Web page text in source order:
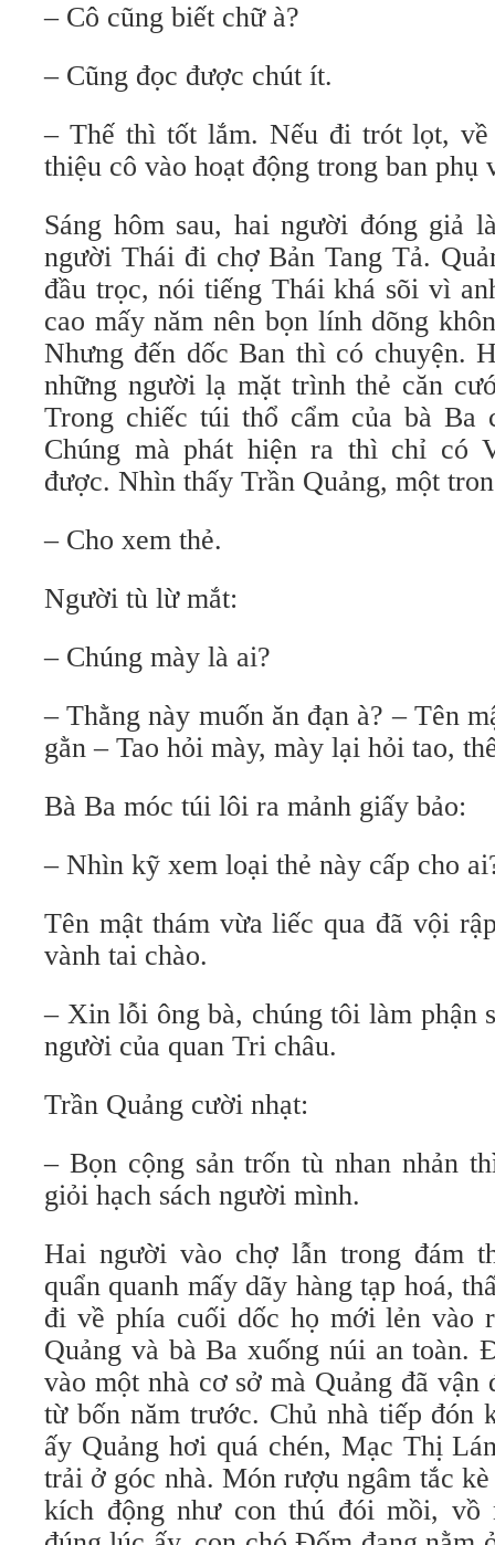
– Cô cũng biết chữ à?
– Cũng đọc được chút ít.
– Thế thì tốt lắm. Nếu đi trót lọt,
thiệu cô vào hoạt động trong ban phụ
Sáng hôm sau, hai người đóng giả
người Thái đi chợ Bản Tang Tả.
đầu trọc, nói tiếng Thái khá sõi vì
cao mấy năm nên bọn lính dõng
Nhưng đến dốc Ban thì có chuyện.
những người lạ mặt trình thẻ căn
Trong chiếc túi thổ cẩm của bà Ba
Chúng mà phát hiện ra thì chỉ có
được. Nhìn thấy Trần Quảng, một
– Cho xem thẻ.
Người tù lừ mắt:
– Chúng mày là ai?
– Thằng này muốn ăn đạn à? – Tên
gằn – Tao hỏi mày, mày lại hỏi tao,
Bà Ba móc túi lôi ra mảnh giấy bảo:
– Nhìn kỹ xem loại thẻ này cấp cho
Tên mật thám vừa liếc qua đã vội
vành tai chào.
– Xin lỗi ông bà, chúng tôi làm phận
người của quan Tri châu.
Trần Quảng cười nhạt:
– Bọn cộng sản trốn tù nhan nhản
giỏi hạch sách người mình.
Hai người vào chợ lẫn trong đám
quẩn quanh mấy dãy hàng tạp hoá,
đi về phía cuối dốc họ mới lẻn vào
Quảng và bà Ba xuống núi an toàn.
vào một nhà cơ sở mà Quảng đã vận
từ bốn năm trước. Chủ nhà tiếp đón
ấy Quảng hơi quá chén, Mạc Thị
trải ở góc nhà. Món rượu ngâm tắc
kích động như con thú đói mồi, vồ